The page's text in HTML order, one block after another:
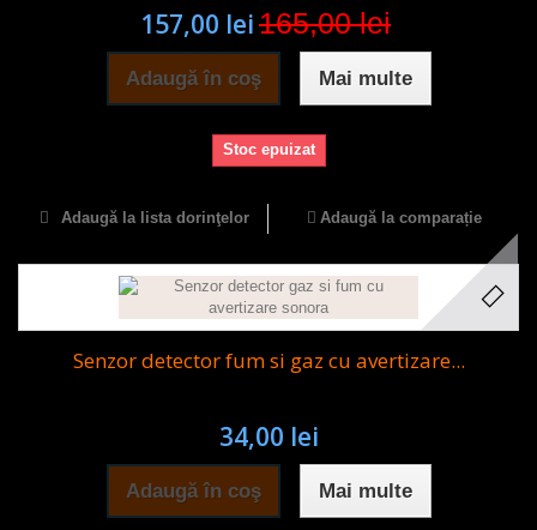
157,00 lei165,00 lei
Adaugă în coş Mai multe
Stoc epuizat
Adaugă la lista dorinţelor Adaugă la comparație
Senzor detector fum si gaz cu avertizare...
34,00 lei
Adaugă în coş Mai multe